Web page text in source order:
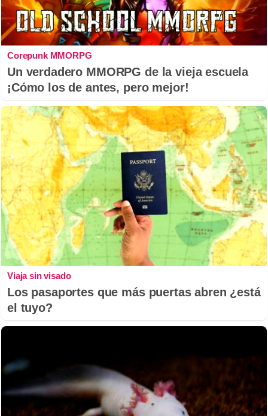
Corepunk MMORPG
Un verdadero MMORPG de la vieja escuela
¡Cómo los de antes, pero mejor!
Viaja sin visado
Los pasaportes que más puertas abren ¿está
el tuyo?